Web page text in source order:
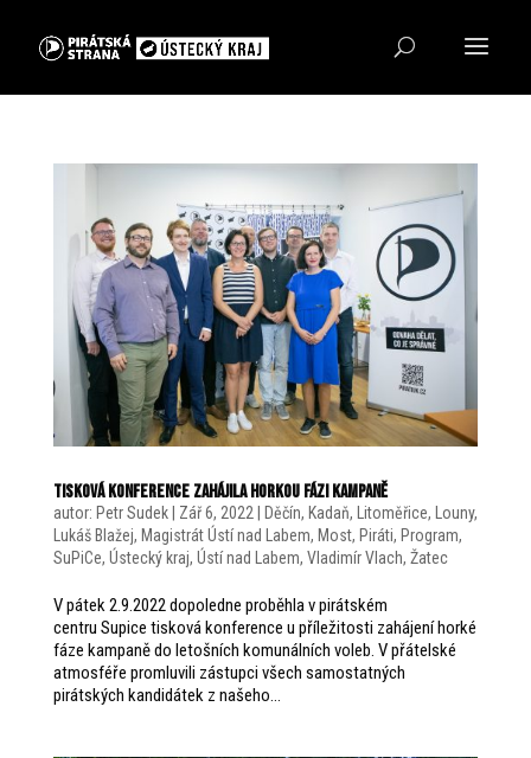
Tisková konference zahájila horkou fázi kampaně
autor: Petr Sudek| Zář 6, 2022 Děčín, Kadaň, Litoměřice, Louny,
Lukáš Blažej, Magistrát Ústí nad Labem, Most, Piráti, Program,
SuPiCe, Ústecký kraj, Ústí nad Labem, Vladimír Vlach, Žatec
V pátek 2.9.2022 dopoledne proběhla v pirátském
centru Supice tisková konference u příležitosti zahájení horké
fáze kampaně do letošních komunálních voleb. V přátelské
atmosféře promluvili zástupci všech samostatných
pirátských kandidátek z našeho...